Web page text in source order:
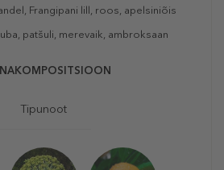
Frangipani lill, roos, apelsiniõis
patšuli, merevaik, ambroksaan
Tipunoot